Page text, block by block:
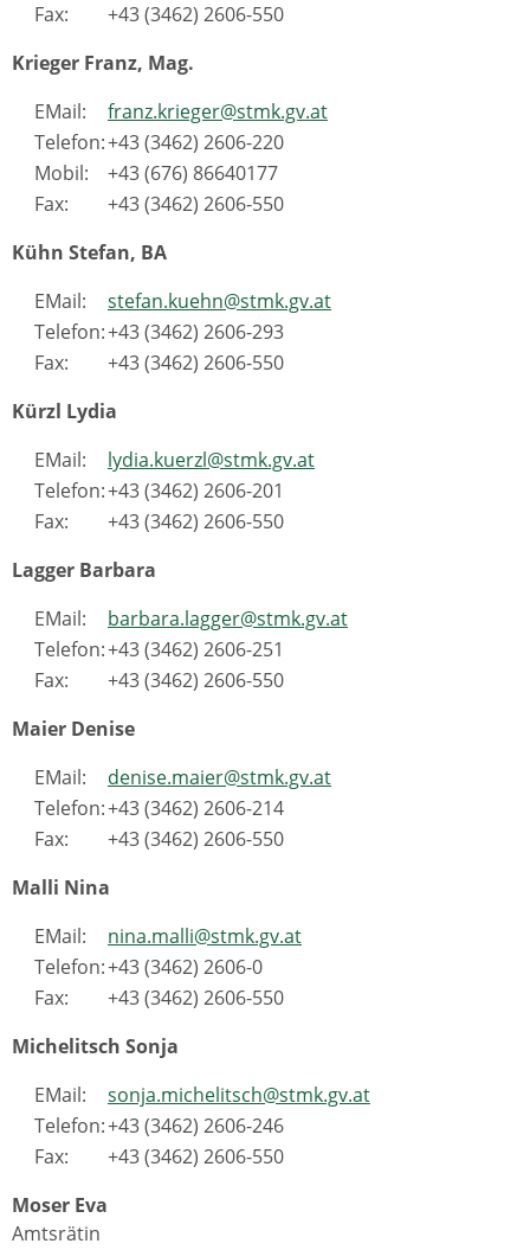
Fax:
+43 (3462) 2606-550
Krieger Franz, Mag.
EMail:
franz.krieger@stmk.gv.at
Telefon:+43 (3462) 2606-220
Mobil:
+43 (676) 86640177
Fax:
+43 (3462) 2606-550
Kühn Stefan, BA
EMail:
stefan.kuehn@stmk.gv.at
Telefon:+43 (3462) 2606-293
Fax:
+43 (3462) 2606-550
Kürzl Lydia
EMail:
lydia.kuerzl@stmk.gv.at
Telefon:+43 (3462) 2606-201
Fax:
+43 (3462) 2606-550
Lagger Barbara
EMail:
barbara.lagger@stmk.gv.at
Telefon:+43 (3462) 2606-251
Fax:
+43 (3462) 2606-550
Maier Denise
EMail:
denise.maier@stmk.gv.at
Telefon:+43 (3462) 2606-214
Fax:
+43 (3462) 2606-550
Malli Nina
EMail:
nina.malli@stmk.gv.at
Telefon:+43 (3462) 2606-0
Fax:
+43 (3462) 2606-550
Michelitsch Sonja
EMail:
sonja.michelitsch@stmk.gv.at
Telefon:+43 (3462) 2606-246
Fax:
+43 (3462) 2606-550
Moser Eva
Amtsrätin